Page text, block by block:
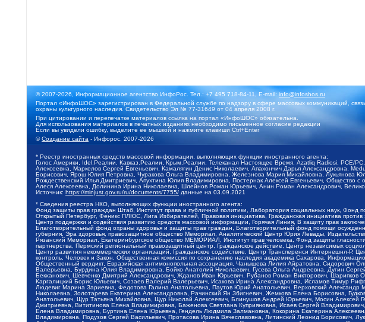
© 2007-2026, Информационное агентство ИнфоРос. Тел.: +7 495 718-84-11, E-mail:info@infoshos.ru
Портал «ИнфоШОС» зарегистрирован в Федеральной службе по надзору в сфере массовых коммуникаций,
охраны культурного наследия. Свидетельство Эл № 77-31649 от 04 апреля 2008 г.
При цитировании и перепечатке материалов ссылка на портал «ИнфоШОС» обязательна.
Для использования материалов в печатных изданиях необходимо письменное согласие редакции
Если вы увидели ошибку, выделите ее мышкой и нажмите клавиши Ctrl+Enter
©Создание сайта - Инфорос, 2007-2026
* Реестр иностранных средств массовой информации, выполняющих функции иностранного агента:
Голос Америки, Idel.Реалии, Кавказ.Реалии, Крым.Реалии, Телеканал Настоящее Время, Azatliq Radiosi, PCE/
Алексеевна, Маркелов Сергей Евгеньевич, Камалягин Денис Николаевич, Апахончич Дарья Александровна,
Борисович, Ярош Юлия Петровна, Чуракова Ольга Владимировна, Железнова Мария Михайловна, Лукьянова
Рождественский Илья Дмитриевич, Апухтина Юлия Владимировна, Постернак Алексей Евгеньевич, Общество
Алеся Алексеевна, Долинина Ирина Николаевна, Шлейнов Роман Юрьевич, Анин Роман Александрович,
Источник: https://minjust.gov.ru/ru/documents/7755/ данные на 03.09.2021
* Сведения реестра НКО, выполняющих функции иностранного агента:
Фонд защиты прав граждан Штаб, Институт права и публичной политики, Лаборатория социальных наук,
Открытый Петербург, Феникс ПЛЮС, Лига Избирателей, Правовая инициатива, Гражданская инициатива
Центр поддержки и содействия развитию средств массовой информации, Горячая Линия, В защиту прав
Благотворительный фонд охраны здоровья и защиты прав граждан, Благотворительный фонд помощи
губерния, Эра здоровья, правозащитное общество Мемориал, Аналитический Центр Юрия Левады,
Рязанский Мемориал, Екатеринбургское общество МЕМОРИАЛ, Институт прав человека, Фонд защиты
партнерства, Пермский региональный правозащитный центр, Гражданское действие, Центр независимых
Центр развития некоммерческих организаций, Гражданское содействие, Центр Трансперенси Интернешнл-
контроль, Человек и Закон, Общественная комиссия по сохранению наследия академика Сахарова,
Общественный вердикт, Евразийская антимонопольная ассоциация, Чанышева Лилия Айратовна, Сидорович
Валерьевна, Бурдина Юлия Владимировна, Бойко Анатолий Николаевич, Гусева Ольга Андреевна, Дугин
Бекханович, Шевченко Дмитрий Александрович, Жданов Иван Юрьевич, Рубанов Роман Викторович,
Каргалицкий Борис Юльевич, Созаев Валерий Валерьевич, Исакова Ирина Александровна, Исламов Тимур
Людевиг Марина Зариевна, Федотова Галина Анатольевна, Паутов Юрий Анатольевич, Верховский
Николаевна, Золотарева Екатерина Александровна, Рачинский Ян Збигневич, Жемкова Елена Борисовна,
Анатольевич, Щур Татьяна Михайловна, Щур Николай Алексеевич, Блинушов Андрей Юрьевич, Мосин
Дмитриевна, Вититинова Елена Владимировна, Баженова Светлана Куприяновна, Исаев Сергей
Елена Владимировна, Буртина Елена Юрьевна, Гендель Людмила Залмановна, Кокорина Екатерина
Владимировна, Подузов Сергей Васильевич, Протасова Ирина Вячеславовна, Литинский Леонид Борисович,